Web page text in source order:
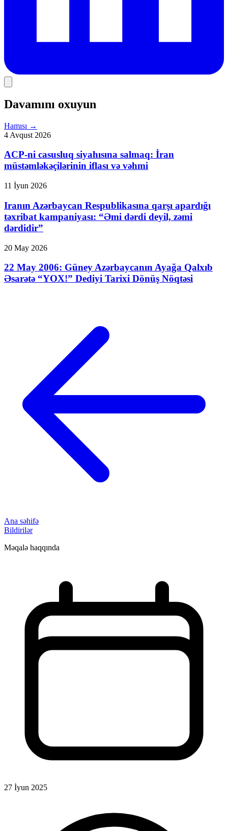
Davamını oxuyun
Hamısı →
4 Avqust 2026
ACP-ni casusluq siyahısına salmaq: İran
müstəmləkəçilərinin iflası və vəhmi
11 İyun 2026
Iranın Azərbaycan Respublikasına qarşı apardığı
təxribat kampaniyası: “Əmi dərdi deyil, zəmi
dərdidir”
20 May 2026
22 May 2006: Güney Azərbaycanın Ayağa Qalxıb
Əsarətə “YOX!” Dediyi Tarixi Dönüş Nöqtəsi
Ana səhifə
Bildirilər
Məqalə haqqında
27 İyun 2025